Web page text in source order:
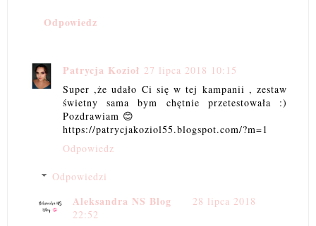
Odpowiedz
Patrycja Kozioł 27 lipca 2018 10:15
Super ,że udało Ci się w tej kampanii , zestaw
świetny sama bym chętnie przetestowała :)
Pozdrawiam 😊
https://patrycjakoziol55.blogspot.com/?m=1
Odpowiedz
Odpowiedzi
Aleksandra NS Blog
28 lipca 2018
22:52